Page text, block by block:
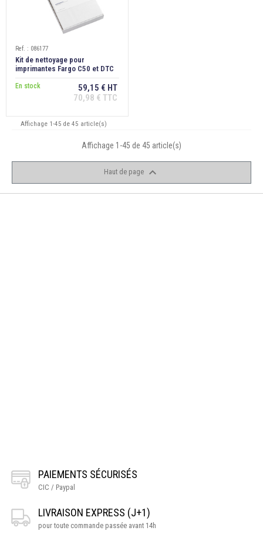
Ref. : 086177
Kit de nettoyage pour
imprimantes Fargo C50 et DTC
En stock
59,15 € HT
70,98 € TTC
Affichage 1-45 de 45 article(s)
Affichage 1-45 de 45 article(s)
Haut de page 
PAIEMENTS SÉCURISÉS
CIC / Paypal
LIVRAISON EXPRESS (J+1)
pour toute commande passée avant 14h